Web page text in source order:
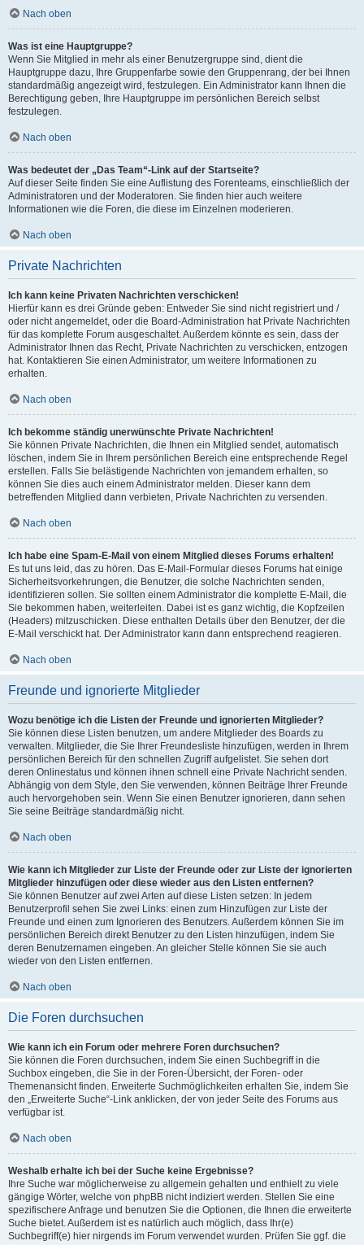
Nach oben
Was ist eine Hauptgruppe?
Wenn Sie Mitglied in mehr als einer Benutzergruppe sind, dient die
Hauptgruppe dazu, Ihre Gruppenfarbe sowie den Gruppenrang, der bei Ihnen
standardmäßig angezeigt wird, festzulegen. Ein Administrator kann Ihnen die
Berechtigung geben, Ihre Hauptgruppe im persönlichen Bereich selbst
festzulegen.
Nach oben
Was bedeutet der „Das Team“-Link auf der Startseite?
Auf dieser Seite finden Sie eine Auflistung des Forenteams, einschließlich der
Administratoren und der Moderatoren. Sie finden hier auch weitere
Informationen wie die Foren, die diese im Einzelnen moderieren.
Nach oben
Private Nachrichten
Ich kann keine Privaten Nachrichten verschicken!
Hierfür kann es drei Gründe geben: Entweder Sie sind nicht registriert und /
oder nicht angemeldet, oder die Board-Administration hat Private Nachrichten
für das komplette Forum ausgeschaltet. Außerdem könnte es sein, dass der
Administrator Ihnen das Recht, Private Nachrichten zu verschicken, entzogen
hat. Kontaktieren Sie einen Administrator, um weitere Informationen zu
erhalten.
Nach oben
Ich bekomme ständig unerwünschte Private Nachrichten!
Sie können Private Nachrichten, die Ihnen ein Mitglied sendet, automatisch
löschen, indem Sie in Ihrem persönlichen Bereich eine entsprechende Regel
erstellen. Falls Sie belästigende Nachrichten von jemandem erhalten, so
können Sie dies auch einem Administrator melden. Dieser kann dem
betreffenden Mitglied dann verbieten, Private Nachrichten zu versenden.
Nach oben
Ich habe eine Spam-E-Mail von einem Mitglied dieses Forums erhalten!
Es tut uns leid, das zu hören. Das E-Mail-Formular dieses Forums hat einige
Sicherheitsvorkehrungen, die Benutzer, die solche Nachrichten senden,
identifizieren sollen. Sie sollten einem Administrator die komplette E-Mail, die
Sie bekommen haben, weiterleiten. Dabei ist es ganz wichtig, die Kopfzeilen
(Headers) mitzuschicken. Diese enthalten Details über den Benutzer, der die
E-Mail verschickt hat. Der Administrator kann dann entsprechend reagieren.
Nach oben
Freunde und ignorierte Mitglieder
Wozu benötige ich die Listen der Freunde und ignorierten Mitglieder?
Sie können diese Listen benutzen, um andere Mitglieder des Boards zu
verwalten. Mitglieder, die Sie Ihrer Freundesliste hinzufügen, werden in Ihrem
persönlichen Bereich für den schnellen Zugriff aufgelistet. Sie sehen dort
deren Onlinestatus und können ihnen schnell eine Private Nachricht senden.
Abhängig von dem Style, den Sie verwenden, können Beiträge Ihrer Freunde
auch hervorgehoben sein. Wenn Sie einen Benutzer ignorieren, dann sehen
Sie seine Beiträge standardmäßig nicht.
Nach oben
Wie kann ich Mitglieder zur Liste der Freunde oder zur Liste der ignorierten
Mitglieder hinzufügen oder diese wieder aus den Listen entfernen?
Sie können Benutzer auf zwei Arten auf diese Listen setzen: In jedem
Benutzerprofil sehen Sie zwei Links: einen zum Hinzufügen zur Liste der
Freunde und einen zum Ignorieren des Benutzers. Außerdem können Sie im
persönlichen Bereich direkt Benutzer zu den Listen hinzufügen, indem Sie
deren Benutzernamen eingeben. An gleicher Stelle können Sie sie auch
wieder von den Listen entfernen.
Nach oben
Die Foren durchsuchen
Wie kann ich ein Forum oder mehrere Foren durchsuchen?
Sie können die Foren durchsuchen, indem Sie einen Suchbegriff in die
Suchbox eingeben, die Sie in der Foren-Übersicht, der Foren- oder
Themenansicht finden. Erweiterte Suchmöglichkeiten erhalten Sie, indem Sie
den „Erweiterte Suche“-Link anklicken, der von jeder Seite des Forums aus
verfügbar ist.
Nach oben
Weshalb erhalte ich bei der Suche keine Ergebnisse?
Ihre Suche war möglicherweise zu allgemein gehalten und enthielt zu viele
gängige Wörter, welche von phpBB nicht indiziert werden. Stellen Sie eine
spezifischere Anfrage und benutzen Sie die Optionen, die Ihnen die erweiterte
Suche bietet. Außerdem ist es natürlich auch möglich, dass Ihr(e)
Suchbegriff(e) hier nirgends im Forum verwendet wurden. Prüfen Sie ggf. die